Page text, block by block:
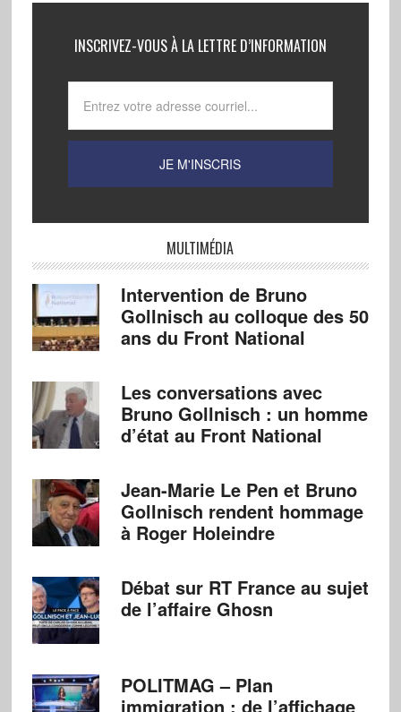
INSCRIVEZ-VOUS À LA LETTRE D’INFORMATION
MULTIMÉDIA
Intervention de Bruno
Gollnisch au colloque des 50
ans du Front National
Les conversations avec
Bruno Gollnisch : un homme
d’état au Front National
Jean-Marie Le Pen et Bruno
Gollnisch rendent hommage
à Roger Holeindre
Débat sur RT France au sujet
de l’affaire Ghosn
POLITMAG – Plan
immigration : de l’affichage